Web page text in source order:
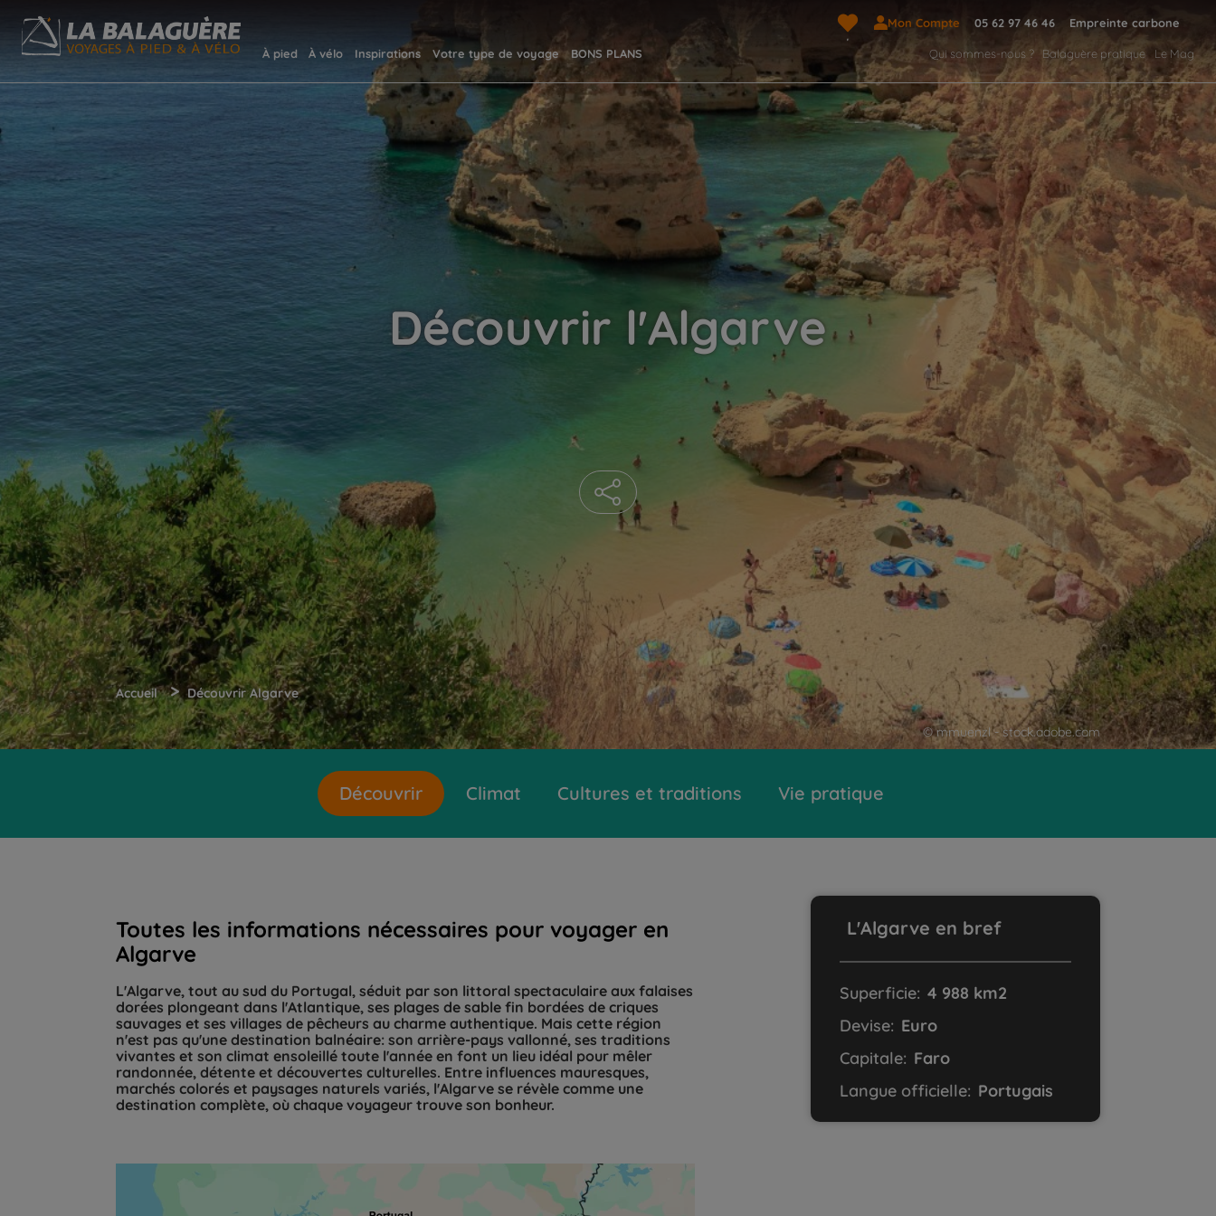
Mon Compte 05 62 97 46 46 Empreinte carbone
À pied À vélo Inspirations Votre type de voyage BONS PLANS Qui sommes-nous ? Balaguère pratique Le Mag
© mmuenzl - stock.adobe.com
Découvrir l'Algarve
Accueil > Découvrir Algarve
Découvrir Climat Cultures et traditions Vie pratique
Toutes les informations nécessaires pour voyager en
Algarve
L'Algarve, tout au sud du Portugal, séduit par son littoral spectaculaire aux falaises
dorées plongeant dans l'Atlantique, ses plages de sable fin bordées de criques
sauvages et ses villages de pêcheurs au charme authentique. Mais cette région
n'est pas qu'une destination balnéaire: son arrière-pays vallonné, ses traditions
vivantes et son climat ensoleillé toute l'année en font un lieu idéal pour mêler
randonnée, détente et découvertes culturelles. Entre influences mauresques,
marchés colorés et paysages naturels variés, l'Algarve se révèle comme une
destination complète, où chaque voyageur trouve son bonheur.
L'Algarve en bref
Superficie: 4 988 km2
Devise: Euro
Capitale: Faro
Langue officielle: Portugais